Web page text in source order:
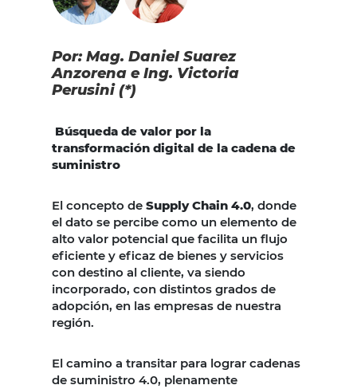
Por: Mag. Daniel Suarez
Anzorena e Ing. Victoria
Perusini (*)
Búsqueda de valor por la
transformación digital de la cadena de
suministro
El concepto de Supply Chain 4.0, donde
el dato se percibe como un elemento de
alto valor potencial que facilita un flujo
eficiente y eficaz de bienes y servicios
con destino al cliente, va siendo
incorporado, con distintos grados de
adopción, en las empresas de nuestra
región.
El camino a transitar para lograr cadenas
de suministro 4.0, plenamente